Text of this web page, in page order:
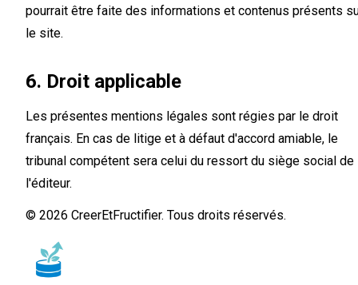
pourrait être faite des informations et contenus présents
le site.
6. Droit applicable
Les présentes mentions légales sont régies par le droit
français. En cas de litige et à défaut d'accord amiable, le
tribunal compétent sera celui du ressort du siège social de
l'éditeur.
© 2026 CreerEtFructifier. Tous droits réservés.